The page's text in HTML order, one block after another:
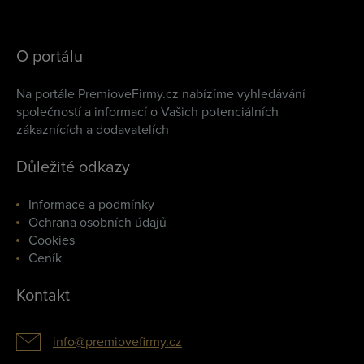
O portálu
Na portále PremioveFirmy.cz nabízíme vyhledávání
společností a informací o Vašich potenciálních
zákaznících a dodavatelích
Důležité odkazy
Informace a podmínky
Ochrana osobních údajů
Cookies
Ceník
Kontakt
info@premiovefirmy.cz